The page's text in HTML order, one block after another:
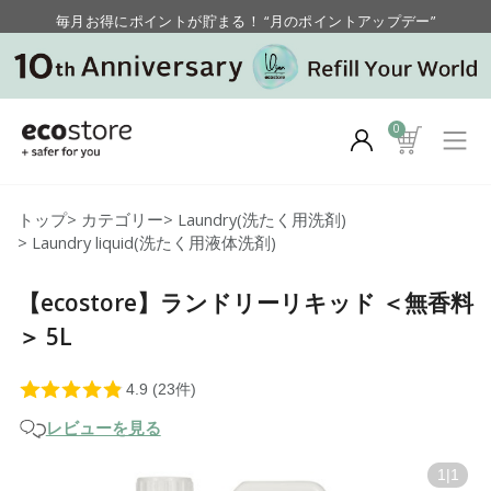
毎月お得にポイントが貯まる！ “月のポイントアップデー”
【重要】お盆期間中のお問い合わせと商品配送に関しまして
毎月お得にポイントが貯まる！ “月のポイントアップデー”
0
トップ> カテゴリー> Laundry(洗たく用洗剤)
> Laundry liquid(洗たく用液体洗剤)
【ecostore】ランドリーリキッド ＜無香料
＞ 5L
レビューを見る
1 1